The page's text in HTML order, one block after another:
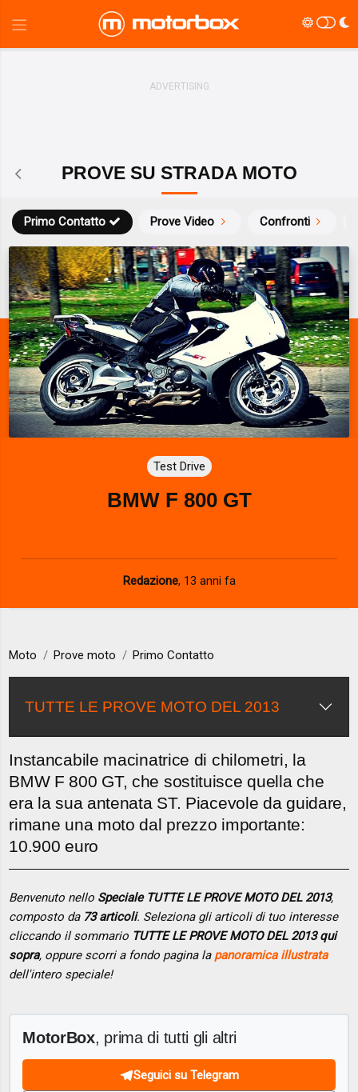
PROVE SU STRADA MOTO
Prove Video Confronti
Primo Contatto
Test Drive
BMW F 800 GT
Redazione, 13 anni fa
Moto Prove moto Primo Contatto
TUTTE LE PROVE MOTO DEL 2013
Instancabile macinatrice di chilometri, la
BMW F 800 GT, che sostituisce quella che
era la sua antenata ST. Piacevole da guidare,
rimane una moto dal prezzo importante:
10.900 euro
Benvenuto nello Speciale TUTTE LE PROVE MOTO DEL 2013,
composto da 73 articoli. Seleziona gli articoli di tuo interesse
cliccando il sommario TUTTE LE PROVE MOTO DEL 2013 qui
sopra, oppure scorri a fondo pagina la panoramica illustrata
dell'intero speciale!
MotorBox, prima di tutti gli altri
Seguici su Telegram